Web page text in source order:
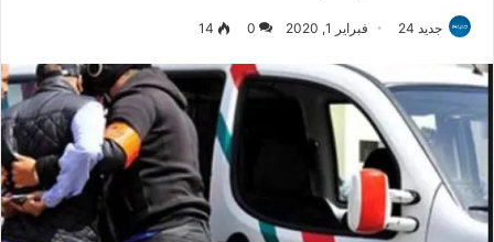
جديد 24 فبراير 1, 2020 0
14